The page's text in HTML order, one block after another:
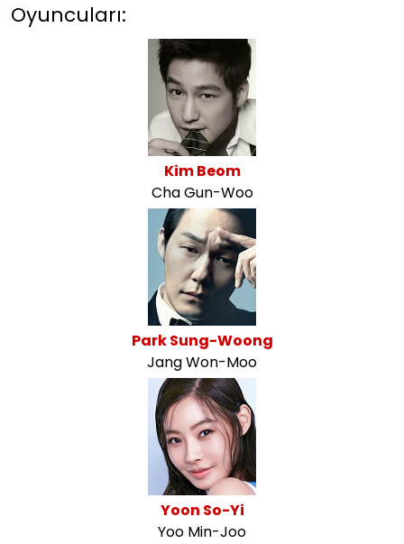
Oyuncuları:
Kim Beom
Cha Gun-Woo
Park Sung-Woong
Jang Won-Moo
Yoon So-Yi
Yoo Min-Joo